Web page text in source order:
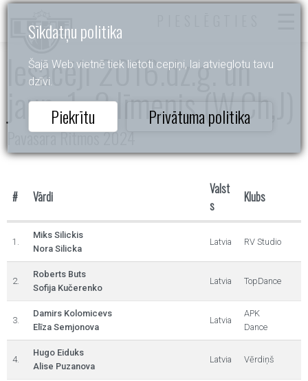
Sīkdatņu politika
Šajā Web vietnē tiek lietoti cepiņi, lai atvieglotu tavu
dzīvi.
Piekrītu Privātuma politika
Iesācēji 2016.dz.g. un
jaun. 1.-2.līmenis (W,Ch,J)
Pavasara Ritmos 2024
# Vārdi
Valst
s
Klubs
1.
Miks Silickis
Nora Silicka
Latvia RV Studio
2.
Roberts Buts
Sofija Kučerenko
Latvia TopDance
3.
Damirs Kolomicevs
Elīza Semjonova
Latvia
APK
Dance
4.
Hugo Eiduks
Alise Puzanova
Latvia Vērdiņš